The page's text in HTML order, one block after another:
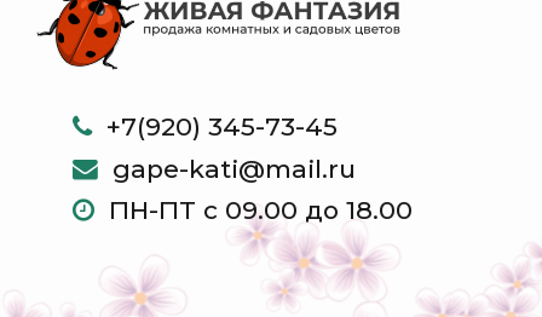
+7(920) 345-73-45
gape-kati@mail.ru
ПН-ПТ с 09.00 до 18.00